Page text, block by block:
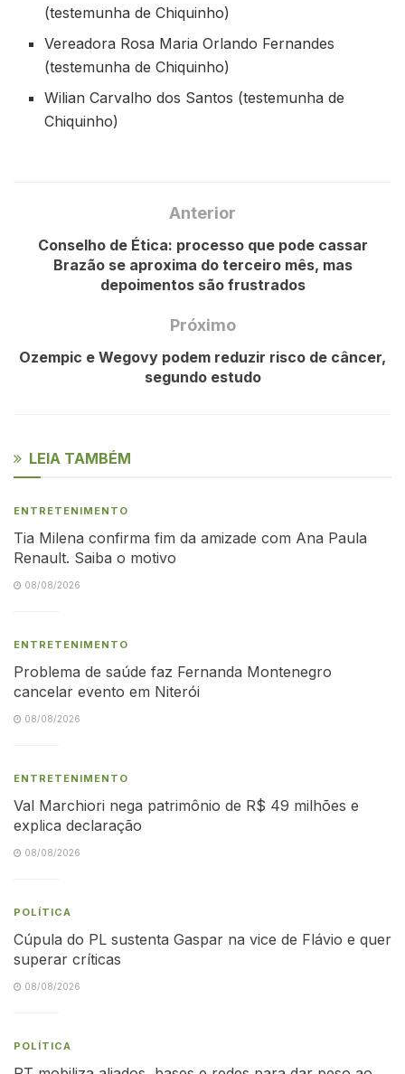
(testemunha de Chiquinho)
Vereadora Rosa Maria Orlando Fernandes
(testemunha de Chiquinho)
Wilian Carvalho dos Santos (testemunha de
Chiquinho)
Anterior
Conselho de Ética: processo que pode cassar
Brazão se aproxima do terceiro mês, mas
depoimentos são frustrados
Próximo
Ozempic e Wegovy podem reduzir risco de câncer,
segundo estudo
LEIA TAMBÉM
ENTRETENIMENTO
Tia Milena confirma fim da amizade com Ana Paula
Renault. Saiba o motivo
08/08/2026
ENTRETENIMENTO
Problema de saúde faz Fernanda Montenegro
cancelar evento em Niterói
08/08/2026
ENTRETENIMENTO
Val Marchiori nega patrimônio de R$ 49 milhões e
explica declaração
08/08/2026
POLÍTICA
Cúpula do PL sustenta Gaspar na vice de Flávio e quer
superar críticas
08/08/2026
POLÍTICA